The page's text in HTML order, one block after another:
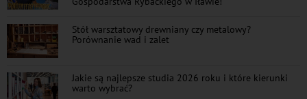
Stół warsztatowy drewniany czy metalowy?
Porównanie wad i zalet
Jakie są najlepsze studia 2026 roku i które kierunki
warto wybrać?